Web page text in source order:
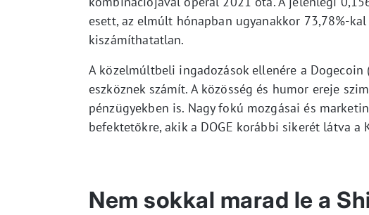
esett, az elmúlt hónapban ugyanakkor 73,78%-
kiszámíthatatlan.
A közelmúltbeli ingadozások ellenére a Dogecoin
eszköznek számít. A közösség és humor ereje
pénzügyekben is. Nagy fokú mozgásai és
befektetőkre, akik a DOGE korábbi sikerét látva a
Nem sokkal marad le a